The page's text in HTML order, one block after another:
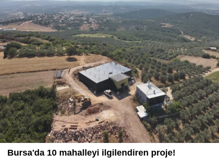
Bursa'da 10 mahalleyi ilgilendiren proje!